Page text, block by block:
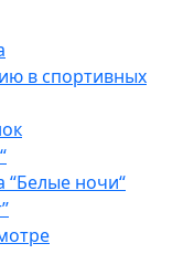
в спортивных
“Белые ночи“